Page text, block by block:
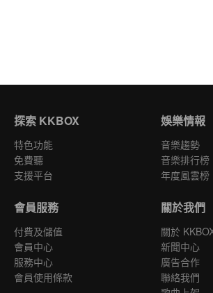
探索 KKBOX
特色功能
免費聽
支援平台
娛樂情報
音樂趨勢
音樂排行榜
年度風雲榜
會員服務
付費及儲值
會員中心
服務中心
會員使用條款
關於我們
關於
新聞中心
廣告合作
聯絡我們